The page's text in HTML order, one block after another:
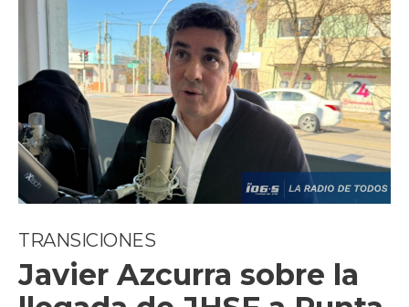
TRANSICIONES
Javier Azcurra sobre la